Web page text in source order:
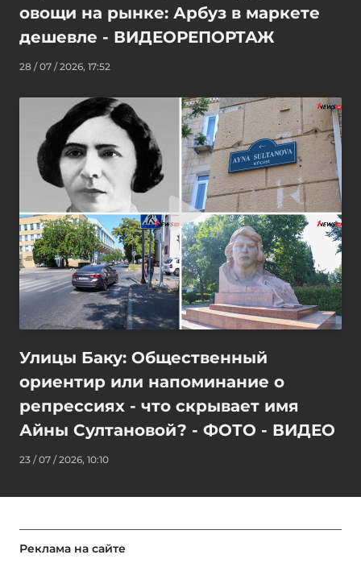
овощи на рынке: Арбуз в маркете
дешевле - ВИДЕОРЕПОРТАЖ
28 / 07 / 2026, 17:52
Улицы Баку: Общественный
ориентир или напоминание о
репрессиях - что скрывает имя
Айны Султановой? - ФОТО - ВИДЕО
23 / 07 / 2026, 10:10
Реклама на сайте